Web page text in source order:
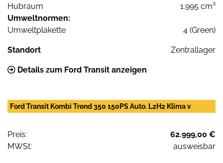
Hubraum
1.995 cm³
Umweltnormen:
Umweltplakette
4 (Green)
Standort Zentrallager
Details zum Ford Transit anzeigen
Ford Transit Kombi Trend 350 150PS Auto. L2H2 Klima v
Preis:
62.999,00 €
MWSt:
ausweisbar